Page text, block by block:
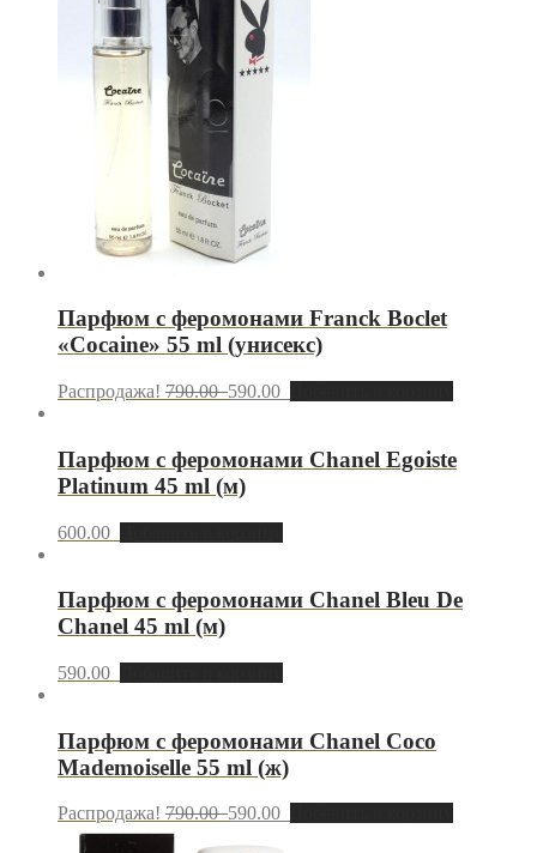
Парфюм с феромонами Franck Boclet
«Cocaine» 55 ml (унисекс)
Распродажа! 790.00590.00
Парфюм с феромонами Chanel Egoiste
Platinum 45 ml (м)
600.00
Парфюм с феромонами Chanel Bleu De
Chanel 45 ml (м)
590.00
Парфюм с феромонами Chanel Coco
Mademoiselle 55 ml (ж)
Распродажа! 790.00590.00